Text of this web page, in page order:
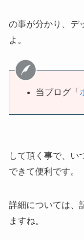
の事が分かり、デ
よ。
当ブログ「
して頂く事で、い
できて便利です。
詳細については、
ますね。